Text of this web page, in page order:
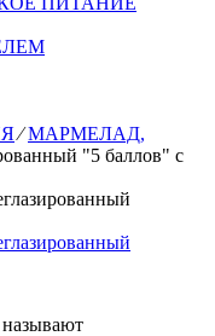
⁄МАРМЕЛАД,
"5 баллов" с